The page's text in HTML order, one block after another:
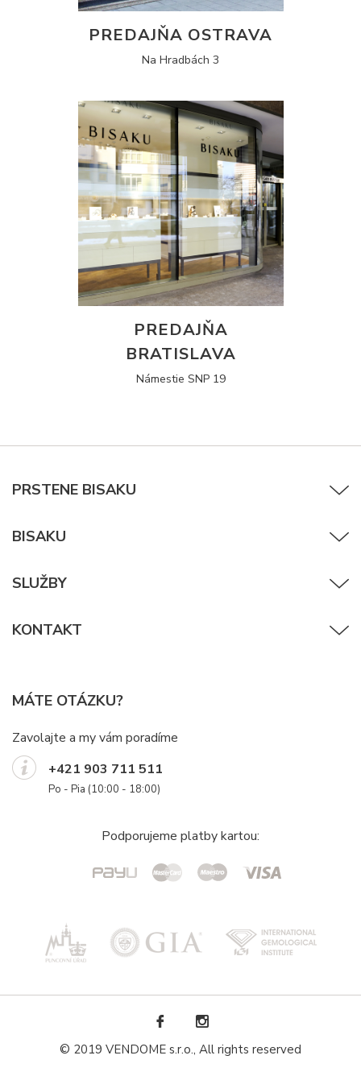
PREDAJŇA OSTRAVA
Na Hradbách 3
PREDAJŇA
BRATISLAVA
Námestie SNP 19
PRSTENE BISAKU
BISAKU
SLUŽBY
KONTAKT
MÁTE OTÁZKU?
Zavolajte a my vám poradíme
+421 903 711 511
Po - Pia (10:00 - 18:00)
Podporujeme platby kartou:
© 2019 VENDOME s.r.o., All rights reserved